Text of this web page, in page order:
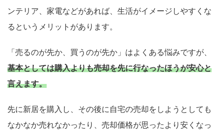
ンテリア、家電などがあれば、生活がイメージしやすくな
るというメリットがあります。
「売るのが先か、買うのが先か」はよくある悩みですが、
基本としては購入よりも売却を先に行なったほうが安心と
言えます。
先に新居を購入し、その後に自宅の売却をしようとしても
なかなか売れなかったり、売却価格が思ったより安くなっ